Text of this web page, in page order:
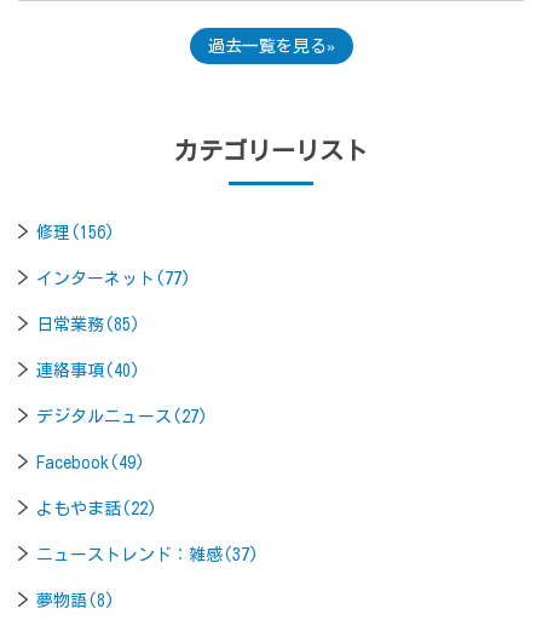
過去一覧を見る
カテゴリーリスト
修理(156)
インターネット(77)
日常業務(85)
連絡事項(40)
デジタルニュース(27)
Facebook(49)
よもやま話(22)
ニューストレンド：雑感(37)
夢物語(8)